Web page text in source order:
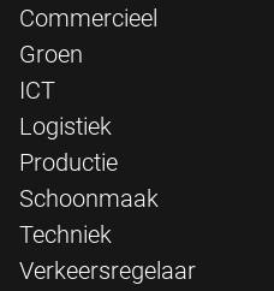
Commercieel
Groen
ICT
Logistiek
Productie
Schoonmaak
Techniek
Verkeersregelaar